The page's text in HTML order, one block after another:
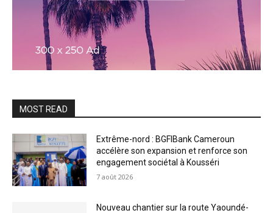
MOST READ
Extrême-nord : BGFIBank Cameroun
accélère son expansion et renforce son
engagement sociétal à Kousséri
7 août 2026
Nouveau chantier sur la route Yaoundé-